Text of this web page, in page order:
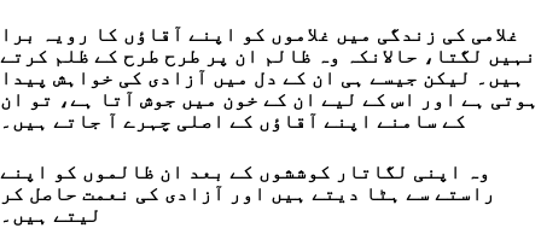
غلامی کی زندگی میں غلاموں کو اپنے آقاؤں کا رویہ برا
نہیں لگتا، حالانکہ وہ ظالم ان پر طرح طرح کے ظلم کرتے
ہیں۔ لیکن جیسے ہی ان کے دل میں آزادی کی خواہش پیدا
ہوتی ہے اور اس کے لیے ان کے خون میں جوش آتا ہے، تو ان
کے سامنے اپنے آقاؤں کے اصلی چہرے آ جاتے ہیں۔
وہ اپنی لگاتار کوششوں کے بعد ان ظالموں کو اپنے
راستے سے ہٹا دیتے ہیں اور آزادی کی نعمت حاصل کر
لیتے ہیں۔